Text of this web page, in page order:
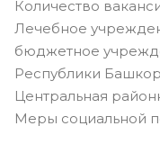
Количество
Лечебное
бюджетное
Республики
Центральная
Меры социальной